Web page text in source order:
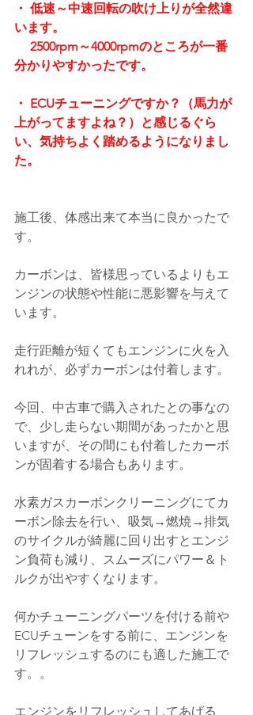
・ 低速～中速回転の吹け上りが全然違
います。
2500rpm～4000rpmのところが一番
分かりやすかったです。
・ ECUチューニングですか？（馬力が
上がってますよね？）と感じるぐら
い、気持ちよく踏めるようになりまし
た。
施工後、体感出来て本当に良かったで
す。
カーボンは、皆様思っているよりもエ
ンジンの状態や性能に悪影響を与えて
います。
走行距離が短くてもエンジンに火を入
れれが、必ずカーボンは付着します。
今回、中古車で購入されたとの事なの
で、少し走らない期間があったかと思
いますが、その間にも付着したカーボ
ンが固着する場合もあります。
水素ガスカーボンクリーニングにてカ
ーボン除去を行い、吸気→燃焼→排気
のサイクルが綺麗に回り出すとエンジ
ン負荷も減り、スムーズにパワー＆ト
ルクが出やすくなります。
何かチューニングパーツを付ける前や
ECUチューンをする前に、エンジンを
リフレッシュするのにも適した施工で
す。。
エンジンをリフレッシュしてあげる